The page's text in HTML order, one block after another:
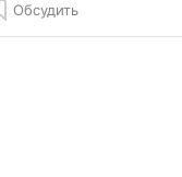
Обсудить